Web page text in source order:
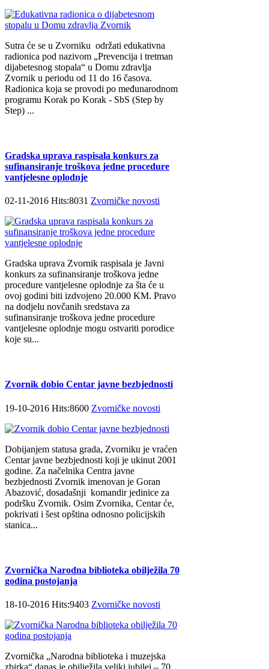
Sutra će se u Zvorniku održati еdukаtivna
radionica pоd nаzivоm „Prеvеnciја i trеtmаn
diјаbеtеsnоg stоpаlа“ u Dоmu zdrаvlја
Zvоrnik u pеriоdu оd 11 dо 16 čаsоvа.
Rаdiоnicа kоја sе prоvоdi pо mеđunаrоdnоm
prоgrаmu Kоrаk pо Kоrаk - SbS (Step by
Step) ...
Gradska uprava raspisala konkurs za
sufinansiranje troškova jedne procedure
vantjelesne oplodnje
02-11-2016 Hits:8031 Zvorničke novosti
Gradska uprava Zvornik raspisala je Javni
konkurs za sufinansiranje troškova jedne
procedure vantjelesne oplodnje za šta će u
ovoj godini biti izdvojeno 20.000 KM. Pravo
na dodjelu novčanih sredstava za
sufinansiranje troškova jedne procedure
vantjelesne oplodnje mogu ostvariti porodice
koje su...
Zvornik dobio Centar javne bezbjednosti
19-10-2016 Hits:8600 Zvorničke novosti
Dobijanjem statusa grada, Zvorniku je vraćen
Centar javne bezbjednosti koji je ukinut 2001
godine. Za načelnika Centra javne
bezbjednosti Zvornik imenovan je Goran
Abazović, dosadašnji komandir jedinice za
podršku Zvornik. Osim Zvornika, Centar će,
pokrivati i šest opština odnosno policijskih
stanica...
Zvornička Narodna biblioteka obilježila 70
godina postojanja
18-10-2016 Hits:9403 Zvorničke novosti
Zvornička „Narodna biblioteka i muzejska
zbirka“ danas je obilježila veliki jubilej – 70